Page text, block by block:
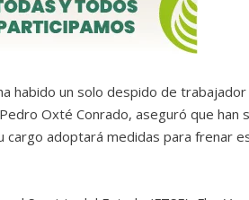
habido un solo despido de
Oxté Conrado, aseguró que han
cargo adoptará medidas para frenar